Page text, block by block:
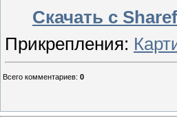
Скачать с
Прикрепления:
Всего комментариев: 0